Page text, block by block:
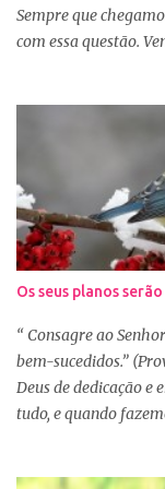
alegr...
Sempre que
com essa questão.
janeiro,
familiares em casa
aquela viagem de
sua leitura. E
começa no dia
no dia 20,
ano e assim vai...
vários capítulos por
primeiro de janeiro,
e também com a
Os seus planos
“ Consagre ao
bem-sucedidos.”
Deus de dedicação e
tudo, e quando